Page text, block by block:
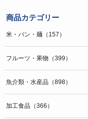
的の通知・開示・内容の
よび第三者への提供の停
g）本人が個人情報を与
た場合に本人に生じる結
個人情報の提供は任意と
い場合、内容が正確でな
きたす可能性がございま
商品カテゴリー
米・パン・麺（157）
フルーツ・果物（399）
魚介類・水産品（898）
加工食品（366）